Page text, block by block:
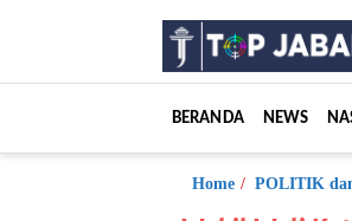
p
c
BERANDA NEWS
Home / POLITIK